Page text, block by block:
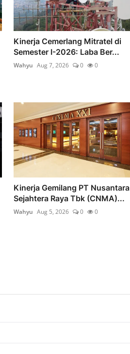
Kinerja Cemerlang Mitratel di
Semester I-2026: Laba Ber...
Wahyu Aug 7, 2026 0 0
Kinerja Gemilang PT Nusantara
Sejahtera Raya Tbk (CNMA)...
Wahyu Aug 5, 2026 0 0